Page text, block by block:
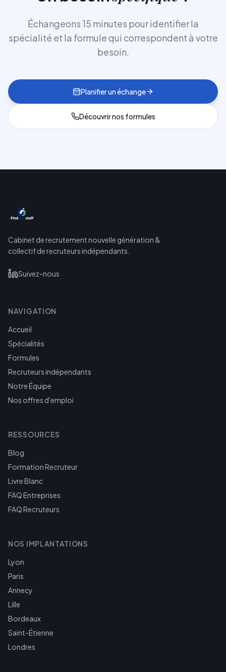
Échangeons 15 minutes pour identifier la
spécialité et la formule qui correspondent à votre
besoin.
Planifier un échange
Découvrir nos formules
Cabinet de recrutement nouvelle génération &
collectif de recruteurs indépendants.
Suivez-nous
NAVIGATION
Accueil
Spécialités
Formules
Recruteurs indépendants
Notre Équipe
Nos offres d'emploi
RESSOURCES
Blog
Formation Recruteur
Livre Blanc
FAQ Entreprises
FAQ Recruteurs
NOS IMPLANTATIONS
Lyon
Paris
Annecy
Lille
Bordeaux
Saint-Étienne
Londres